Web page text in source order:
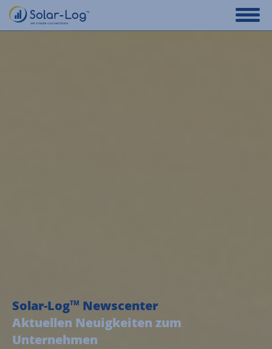
Solar-LogTM Newscenter
Aktuellen Neuigkeiten zum
Unternehmen